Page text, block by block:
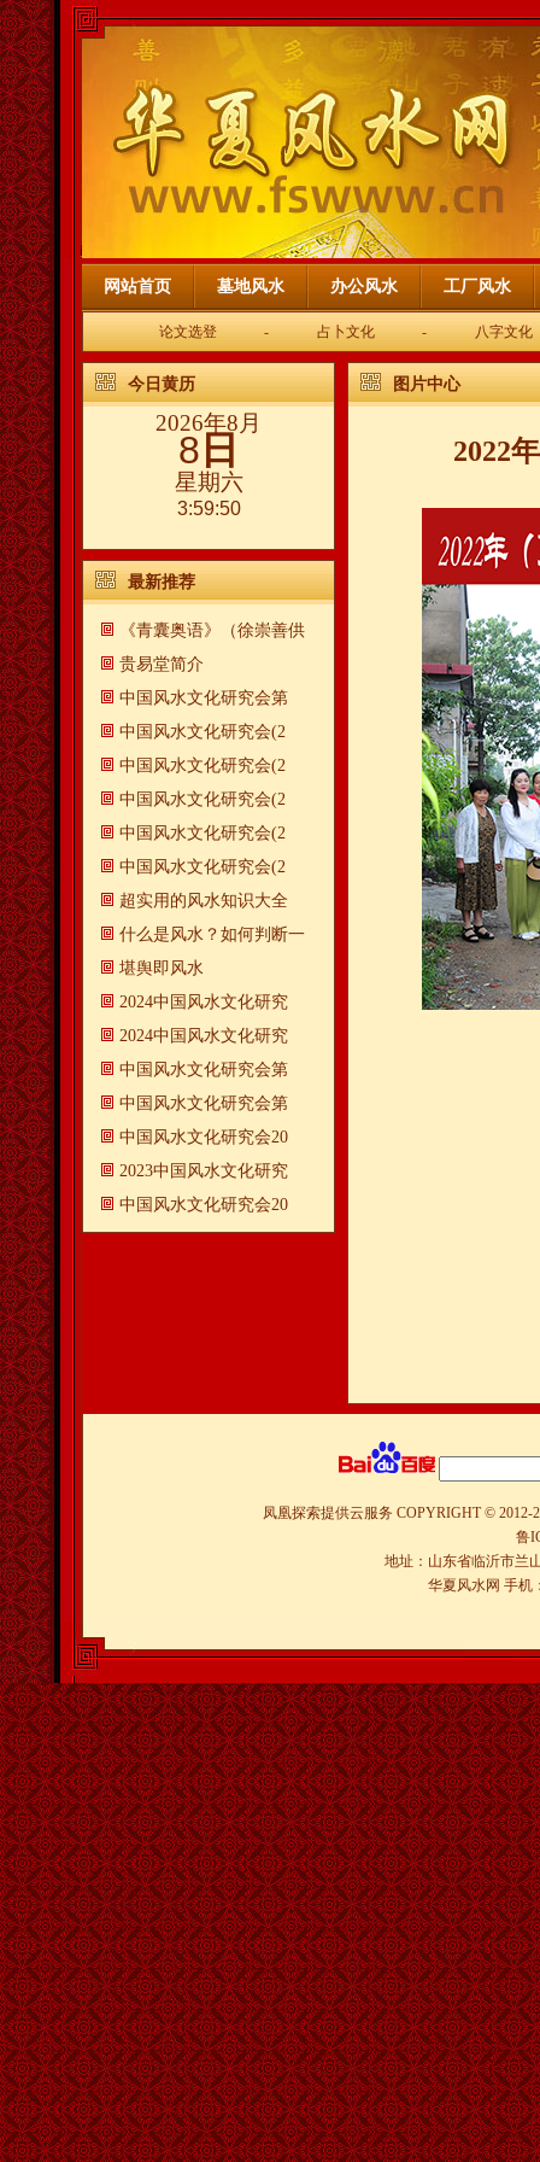
网站首页 墓地风水 办公风水 工厂风水
论文选登 - 占卜文化 - 八字文化
今日黄历
2026年8月
8 日
星期六
3:59:51
最新推荐
《青囊奥语》（徐崇善供
贵易堂简介
中国风水文化研究会第
中国风水文化研究会(2
中国风水文化研究会(2
中国风水文化研究会(2
中国风水文化研究会(2
中国风水文化研究会(2
超实用的风水知识大全
什么是风水？如何判断一
​堪舆即风水
2024中国风水文化研究
2024中国风水文化研究
中国风水文化研究会第
中国风水文化研究会第
中国风水文化研究会20
2023中国风水文化研究
中国风水文化研究会20
图片中心
2022
凤凰探索提供云服务 COPYRIGHT © 2012-
鲁
地址：山东省临沂市兰
华夏风水网 手机